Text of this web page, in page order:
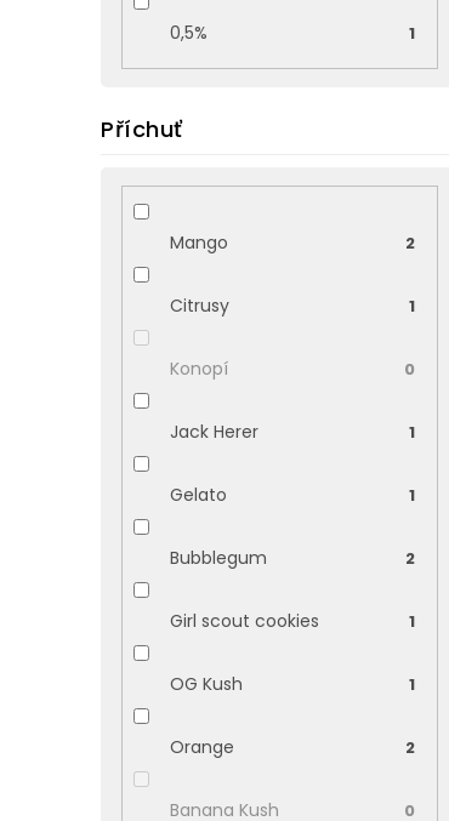
0,5% 1
Příchuť
Mango 2
Citrusy 1
Konopí 0
Jack Herer 1
Gelato 1
Bubblegum 2
Girl scout cookies 1
OG Kush 1
Orange 2
Banana Kush 0